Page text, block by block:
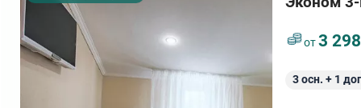
от3 298
3осн. + 1